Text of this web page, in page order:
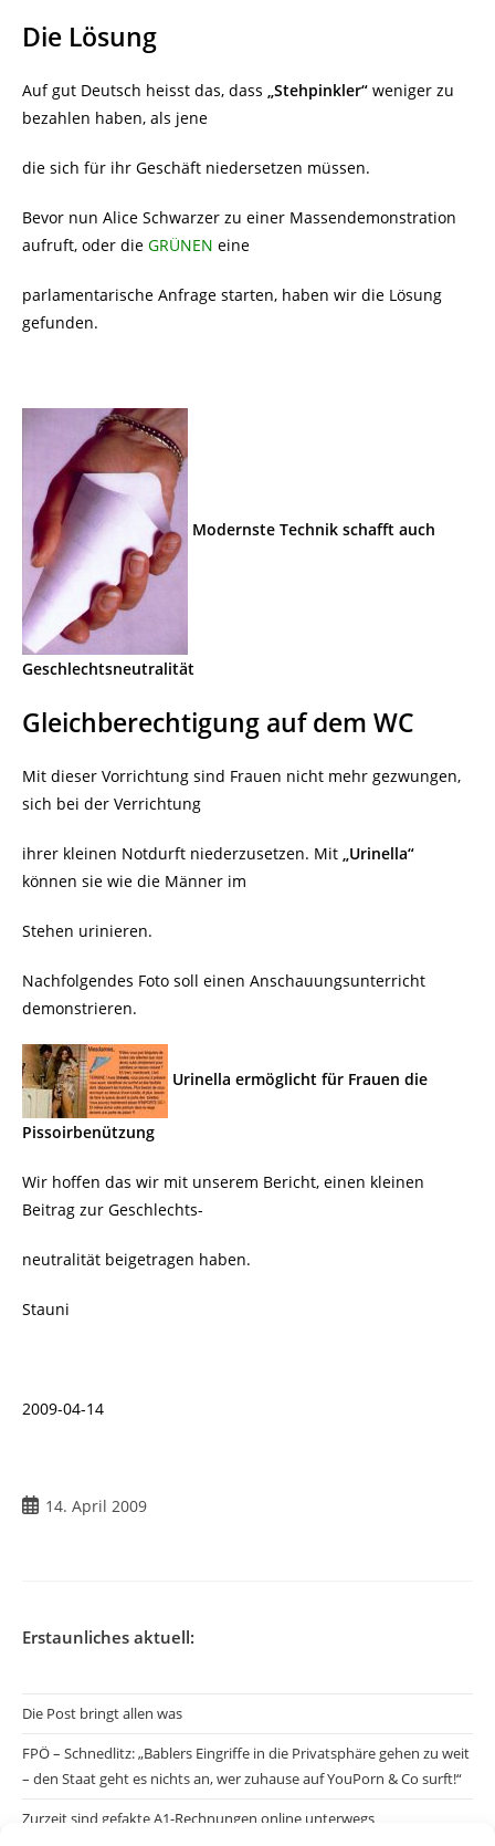
Die Lösung
Auf gut Deutsch heisst das, dass „Stehpinkler“ weniger zu
bezahlen haben, als jene
die sich für ihr Geschäft niedersetzen müssen.
Bevor nun Alice Schwarzer zu einer Massendemonstration
aufruft, oder die GRÜNEN eine
parlamentarische Anfrage starten, haben wir die Lösung
gefunden.
Modernste Technik schafft auch
Geschlechtsneutralität
Gleichberechtigung auf dem WC
Mit dieser Vorrichtung sind Frauen nicht mehr gezwungen,
sich bei der Verrichtung
ihrer kleinen Notdurft niederzusetzen. Mit „Urinella“
können sie wie die Männer im
Stehen urinieren.
Nachfolgendes Foto soll einen Anschauungsunterricht
demonstrieren.
Urinella ermöglicht für Frauen die
Pissoirbenützung
Wir hoffen das wir mit unserem Bericht, einen kleinen
Beitrag zur Geschlechts-
neutralität beigetragen haben.
Stauni
2009-04-14
Beitrag14. April 2009
Erstaunliches aktuell:
Die Post bringt allen was
FPÖ – Schnedlitz: „Bablers Eingriffe in die Privatsphäre gehen zu weit
– den Staat geht es nichts an, wer zuhause auf YouPorn & Co surft!“
Zurzeit sind gefakte A1-Rechnungen online unterwegs